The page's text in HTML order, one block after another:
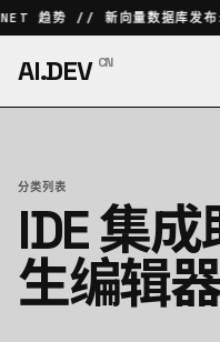
趋势 // 新向量数据库
AI.DEV CN
分类列表
IDE 集
生编辑器